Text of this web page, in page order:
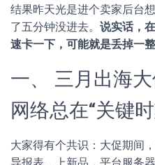
结果昨天光是进个卖家后台
了五分钟没进去。 说实话，
速卡一下，可能就是丢掉一整
一、 三月出海
网络总在“关键
大家得有个共识：大促期间